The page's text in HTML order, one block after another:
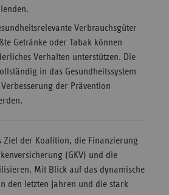
Verbrauchsgüter
Getränke oder Tabak können
Verhalten unterstützen. Die
in das Gesundheitssystem
der Prävention
Ziel der Koalition, die Finanzierung
(GKV) und die
Mit Blick auf das dynamische
den letzten Jahren und die stark